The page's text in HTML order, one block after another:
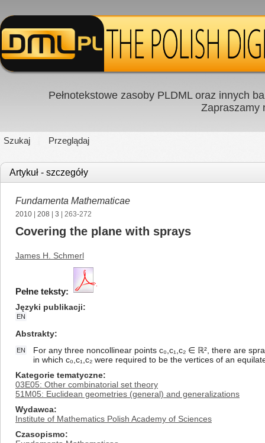
Pełnotekstowe zasoby PLDML oraz innych
Zapraszamy
Szukaj Przeglądaj
Artykuł - szczegóły
Fundamenta Mathematicae
2010 208 3 | 263-272
Covering the plane with sprays
James H. Schmerl
Pełne teksty:
Języki publikacji
EN
Abstrakty
EN
For any three noncollinear points c₀,c₁,c₂ ∈ ℝ², there are
in which c₀,c₁,c₂ were required to be the vertices of an
Kategorie tematyczne
03E05: Other combinatorial set theory
51M05: Euclidean geometries (general) and generalizations
Wydawca
Institute of Mathematics Polish Academy of Sciences
Czasopismo